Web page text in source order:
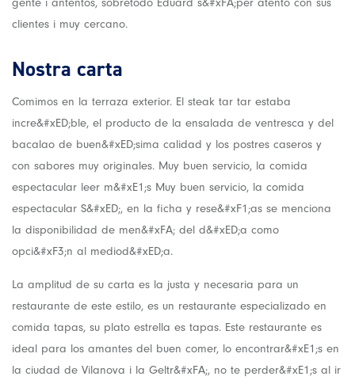
gente i antentos, sobretodo Eduard s&#xFA;per atento con sus
clientes i muy cercano.
Nostra carta
Comimos en la terraza exterior. El steak tar tar estaba
incre&#xED;ble, el producto de la ensalada de ventresca y del
bacalao de buen&#xED;sima calidad y los postres caseros y
con sabores muy originales. Muy buen servicio, la comida
espectacular leer m&#xE1;s Muy buen servicio, la comida
espectacular S&#xED;, en la ficha y rese&#xF1;as se menciona
la disponibilidad de men&#xFA; del d&#xED;a como
opci&#xF3;n al mediod&#xED;a.
La amplitud de su carta es la justa y necesaria para un
restaurante de este estilo, es un restaurante especializado en
comida tapas, su plato estrella es tapas. Este restaurante es
ideal para los amantes del buen comer, lo encontrar&#xE1;s en
la ciudad de Vilanova i la Geltr&#xFA;, no te perder&#xE1;s al ir